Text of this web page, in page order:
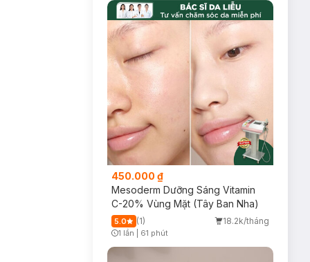
450.000 ₫
Mesoderm Dưỡng Sáng Vitamin
C-20% Vùng Mặt (Tây Ban Nha)
5.0 (1) 18.2k/tháng
1 lần 61 phút